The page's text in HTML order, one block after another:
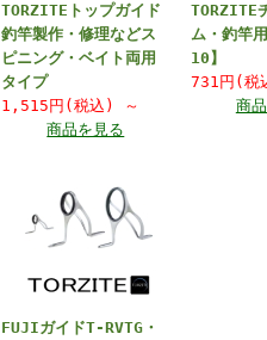
TORZITEトップガイド
釣竿製作・修理などス
ピニング・ベイト両用
タイプ
1,515円(税込)
～
商品を見る
TORZITE
ム・釣竿
10】
731円(
商
FUJIガイドT-RVTG・